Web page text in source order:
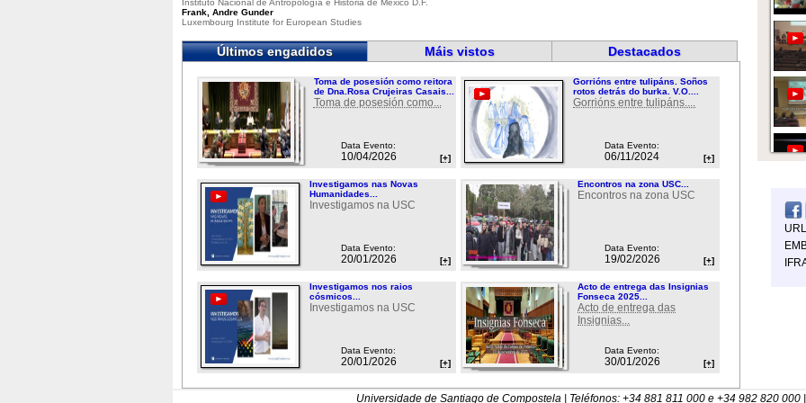
Instituto Nacional de Antropología e Historia de México D.F.
Frank, Andre Gunder
Luxembourg Institute for European Studies
Últimos engadidos Máis vistos Destacados
Toma de posesión como reitora
de Dna.Rosa Crujeiras Casais...
Toma de posesión como...
Data Evento:
10/04/2026 [+]
Gorrións entre tulipáns. Soños
rotos detrás do burka. V.O....
Gorrións entre tulipáns....
Data Evento:
06/11/2024 [+]
Investigamos nas Novas
Humanidades...
Investigamos na USC
Data Evento:
20/01/2026 [+]
Encontros na zona USC...
Encontros na zona USC
Data Evento:
19/02/2026 [+]
Investigamos nos raios
cósmicos...
Investigamos na USC
Data Evento:
20/01/2026 [+]
Acto de entrega das Insignias
Fonseca 2025...
Acto de entrega das
Insignias...
Data Evento:
30/01/2026 [+]
Universidade de Santiago de Compostela | Teléfonos: +34 881 811 000 e +34 982 820 000 |